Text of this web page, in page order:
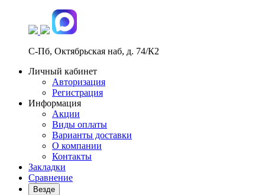
С-Пб, Октябрьская наб, д. 74/К2
Личный кабинет
Авторизация
Регистрация
Информация
Акции
Виды оплаты
Варианты доставки
О компании
Контакты
Закладки
Сравнение
Везде